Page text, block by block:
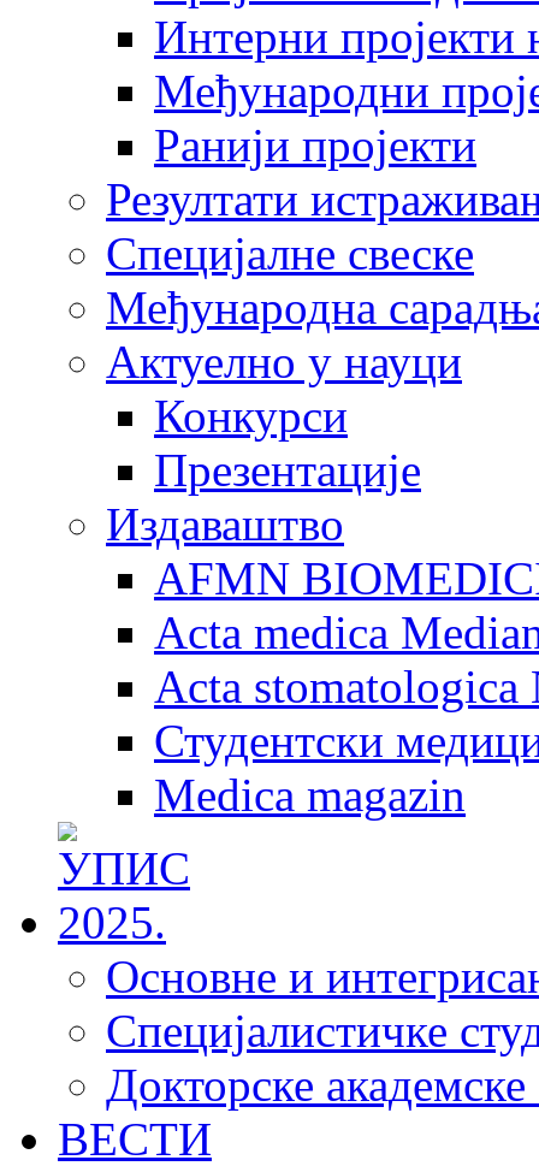
Интерни пројекти
Међународни
Ранији пројекти
Резултати
Специјалне свеске
Међународна
Актуелно у науци
Конкурси
Презентације
Издаваштво
AFMN
Acta medica
Acta stomatologica
Студентски
Medica magazin
Основне и
Специјалистичке
Докторске академске
ВЕСТИ